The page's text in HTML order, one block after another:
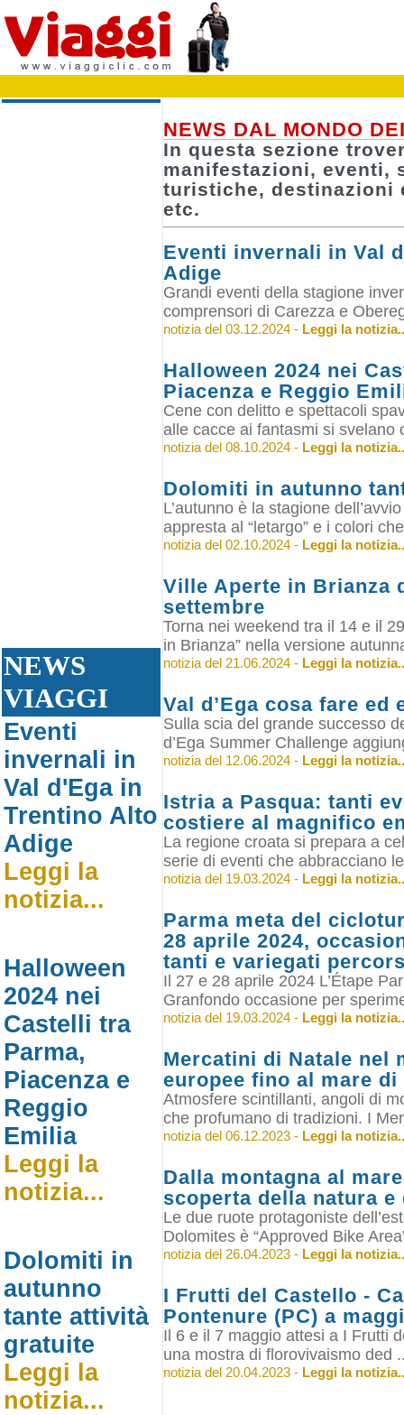
NEWS
VIAGGI
Eventi
invernali in
Val d'Ega in
Trentino Alto
Adige
Leggi la
notizia...
Halloween
2024 nei
Castelli tra
Parma,
Piacenza e
Reggio
Emilia
Leggi la
notizia...
Dolomiti in
autunno
tante attività
gratuite
Leggi la
notizia...
NEWS DAL MONDO
In questa sezione
manifestazioni, eventi,
turistiche, destinazioni
etc.
Eventi invernali in Val
Adige
Grandi eventi della stagione
comprensori di Carezza e
notizia del 03.12.2024 - Leggi la
Halloween 2024 nei
Piacenza e Reggio
Cene con delitto e spettacoli
alle cacce ai fantasmi si svelano
notizia del 08.10.2024 - Leggi la
Dolomiti in autunno
L’autunno è la stagione
appresta al “letargo” e i colori
notizia del 02.10.2024 - Leggi la
Ville Aperte in Brianza
settembre
Torna nei weekend tra il 14 e il
in Brianza” nella versione
notizia del 21.06.2024 - Leggi la
Val d’Ega cosa fare ed
Sulla scia del grande successo
d’Ega Summer Challenge
notizia del 12.06.2024 - Leggi la
Istria a Pasqua: tanti
costiere al magnifico
La regione croata si prepara a
serie di eventi che abbracciano
notizia del 19.03.2024 - Leggi la
Parma meta del
28 aprile 2024,
tanti e variegati
Il 27 e 28 aprile 2024 L’Étape
Granfondo occasione per
notizia del 19.03.2024 - Leggi la
Mercatini di Natale nel
europee fino al mare di
Atmosfere scintillanti, angoli di
che profumano di tradizioni. I
notizia del 06.12.2023 - Leggi la
Dalla montagna al
scoperta della natura
Le due ruote protagoniste
Dolomites è “Approved Bike
notizia del 26.04.2023 - Leggi la
I Frutti del Castello -
Pontenure (PC) a
Il 6 e il 7 maggio attesi a I Frutti
una mostra di florovivaismo ded
notizia del 20.04.2023 - Leggi la